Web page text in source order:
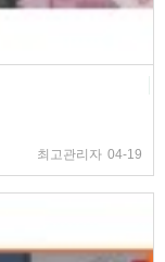
최고관리자 04-19